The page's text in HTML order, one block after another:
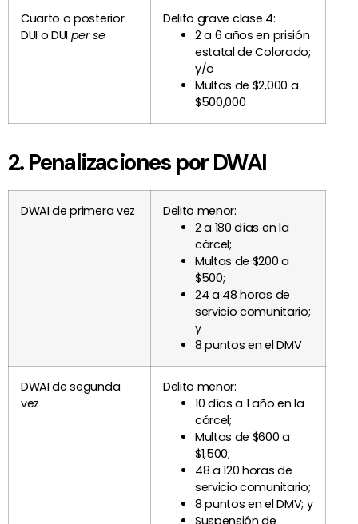
Cuarto o posterior
DUI o DUI per se
Delito grave clase 4:
2 a 6 años en prisión
estatal de Colorado;
y/o
Multas de $2,000 a
$500,000
2. Penalizaciones por DWAI
DWAI de primera vez
Delito menor:
2 a 180 días en la
cárcel;
Multas de $200 a
$500;
24 a 48 horas de
servicio comunitario;
y
8 puntos en el DMV
DWAI de segunda
vez
Delito menor:
10 días a 1 año en la
cárcel;
Multas de $600 a
$1,500;
48 a 120 horas de
servicio comunitario;
8 puntos en el DMV; y
Suspensión de